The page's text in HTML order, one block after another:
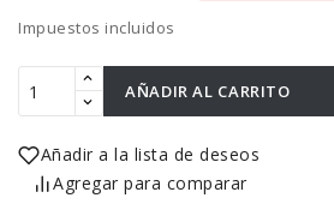
Impuestos incluidos
AÑADIR AL CARRITO
Añadir a la lista de deseos
Agregar para comparar